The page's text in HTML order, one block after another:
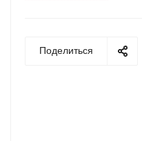
Поделиться